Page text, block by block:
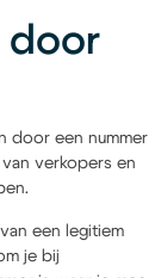
door
door een nummer
verkopers en
een legitiem
je bij